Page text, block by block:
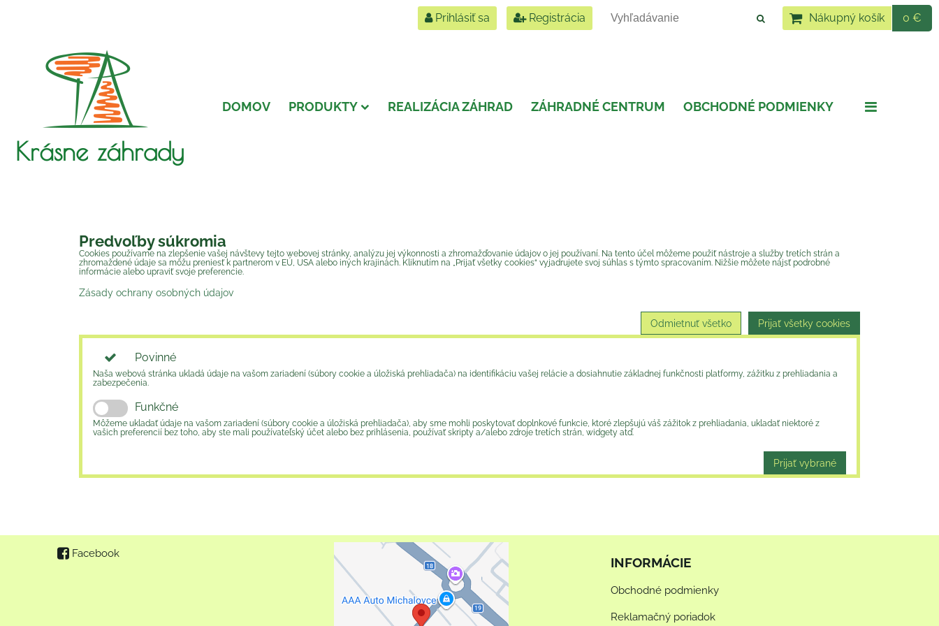
Prihlásiť sa Registrácia Nákupný košík 0 €
Krásne záhrady
DOMOV PRODUKTY REALIZÁCIA ZÁHRAD ZÁHRADNÉ CENTRUM OBCHODNÉ PODMIENKY
Predvoľby súkromia
Cookies používame na zlepšenie vašej návštevy tejto webovej stránky, analýzu jej výkonnosti a zhromažďovanie údajov o jej používaní. Na tento účel môžeme použiť nástroje a služby tretích strán a
zhromaždené údaje sa môžu preniesť k partnerom v EÚ, USA alebo iných krajinách. Kliknutím na „Prijať všetky cookies“ vyjadrujete svoj súhlas s týmto spracovaním. Nižšie môžete nájsť podrobné
informácie alebo upraviť svoje preferencie.
Zásady ochrany osobných údajov
Prijať všetky cookies
Odmietnuť všetko
Povinné
Naša webová stránka ukladá údaje na vašom zariadení (súbory cookie a úložiská prehliadača) na identifikáciu vašej relácie a dosiahnutie základnej funkčnosti platformy, zážitku z prehliadania a
zabezpečenia.
Funkčné
Môžeme ukladať údaje na vašom zariadení (súbory cookie a úložiská prehliadača), aby sme mohli poskytovať doplnkové funkcie, ktoré zlepšujú váš zážitok z prehliadania, ukladať niektoré z
vašich preferencií bez toho, aby ste mali používateľský účet alebo bez prihlásenia, používať skripty a/alebo zdroje tretích strán, widgety atď.
Prijať vybrané
Facebook
Externý obsah je
blokovaný Voľbami
súkromia
INFORMÁCIE
Obchodné podmienky
Reklamačný poriadok